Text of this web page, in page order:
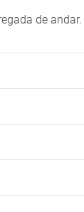
de andar.